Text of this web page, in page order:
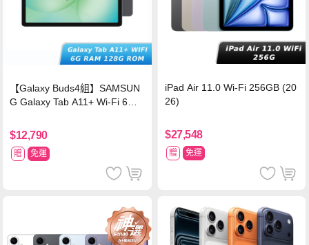
【Galaxy Buds4組】SAMSUN
G Galaxy Tab A11+ Wi-Fi 6G/1
$12,790
贈 免運
iPad Air 11.0 Wi-Fi 256GB (20
26)
$27,548
贈 免運